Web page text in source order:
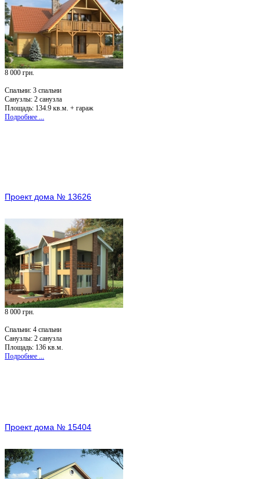
8 000 грн.
Спальни: 3 спальни
Санузлы: 2 санузла
Площадь: 134.9 кв.м. + гараж
Подробнее ...
Проект дома № 13626
8 000 грн.
Спальни: 4 спальни
Санузлы: 2 санузла
Площадь: 136 кв.м.
Подробнее ...
Проект дома № 15404